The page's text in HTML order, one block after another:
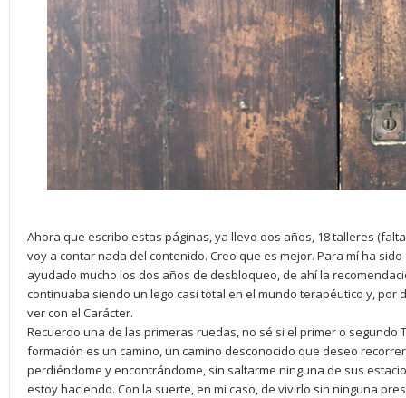
Ahora que escribo estas páginas, ya llevo dos años, 18 talleres
voy a contar nada del contenido. Creo que es mejor. Para mí ha
ayudado mucho los dos años de desbloqueo, de ahí la
continuaba siendo un lego casi total en el mundo terapéutico y, por
ver con el Carácter.
Recuerdo una de las primeras ruedas, no sé si el primer o segundo
formación es un camino, un camino desconocido que deseo
perdiéndome y encontrándome, sin saltarme ninguna de sus
estoy haciendo. Con la suerte, en mi caso, de vivirlo sin ninguna